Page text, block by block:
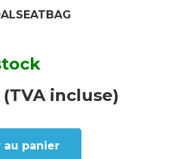
incluse)
au panier